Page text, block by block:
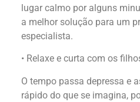
lugar calmo por alguns
a melhor solução para um
especialista.
• Relaxe e curta com os
O tempo passa depressa e
rápido do que se imagina,